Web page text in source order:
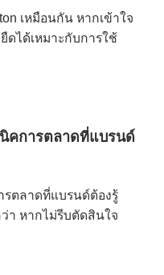
เหมือนกัน หากเข้าใจ
ดได้เหมาะกับการใช้
คการตลาดที่แบรนด์
รตลาดที่แบรนด์ต้องรู้
า หากไม่รีบตัดสินใจ